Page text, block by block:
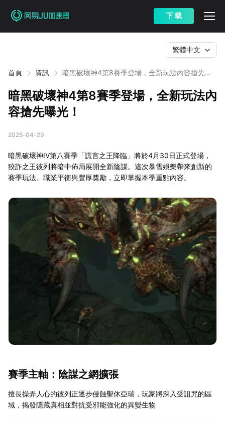
下 载
首頁 資訊
暗黑破壞神4第8賽季登場，全新玩法內容搶先曝
繁體中文
暗黑破壞神4第8賽季登場，全新玩法內
容搶先曝光！
2025-04-29
暗黑破壞神IV第八賽季「謊言之王降臨」將於4月30日正式登場，
狡詐之王彼列將暗中佈局展開全新陰謀。這次暴雪娛樂帶來創新的
賽季玩法、職業平衡與豐厚獎勵，立即掌握本季重點內容。
賽季主軸：陰謀之網擴張
擅長操弄人心的彼列正逐步侵蝕聖休亞瑞，玩家將深入受詛咒的區
域，揭發隱藏真相並對抗受邪能強化的異變生物